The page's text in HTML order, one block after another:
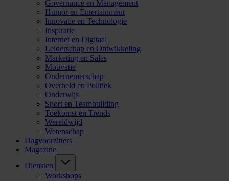
Governance en Management
Humor en Entertainment
Innovatie en Technologie
Inspiratie
Internet en Digitaal
Leiderschap en Ontwikkeling
Marketing en Sales
Motivatie
Ondernemerschap
Overheid en Politiek
Onderwijs
Sport en Teambuilding
Toekomst en Trends
Wereldwijd
Wetenschap
Dagvoorzitters
Magazine
Diensten
Workshops